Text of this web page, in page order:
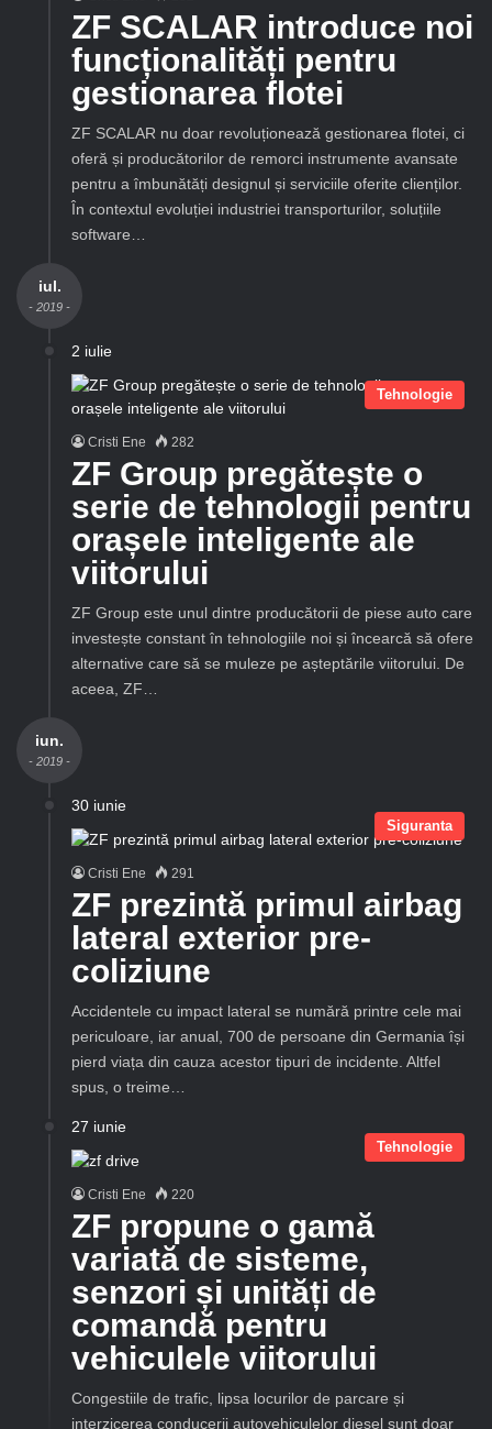
ZF SCALAR introduce noi
funcționalități pentru
gestionarea flotei
ZF SCALAR nu doar revoluționează gestionarea flotei, ci
oferă și producătorilor de remorci instrumente avansate
pentru a îmbunătăți designul și serviciile oferite clienților.
În contextul evoluției industriei transporturilor, soluțiile
software…
iul.
- 2019 -
2 iulie
Tehnologie
Cristi Ene 282
ZF Group pregătește o
serie de tehnologii pentru
orașele inteligente ale
viitorului
ZF Group este unul dintre producătorii de piese auto care
investește constant în tehnologiile noi și încearcă să ofere
alternative care să se muleze pe așteptările viitorului. De
aceea, ZF…
iun.
- 2019 -
30 iunie
Siguranta
Cristi Ene 291
ZF prezintă primul airbag
lateral exterior pre-
coliziune
Accidentele cu impact lateral se numără printre cele mai
periculoare, iar anual, 700 de persoane din Germania își
pierd viața din cauza acestor tipuri de incidente. Altfel
spus, o treime…
27 iunie
Tehnologie
Cristi Ene 220
ZF propune o gamă
variată de sisteme,
senzori și unități de
comandă pentru
vehiculele viitorului
Congestiile de trafic, lipsa locurilor de parcare și
interzicerea conducerii autovehiculelor diesel sunt doar